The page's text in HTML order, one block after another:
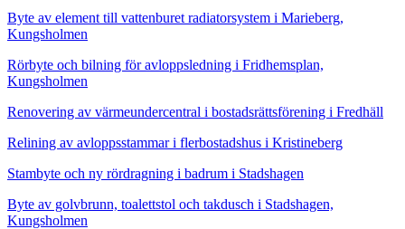
Byte av element till vattenburet radiatorsystem i Marieberg,
Kungsholmen
Rörbyte och bilning för avloppsledning i Fridhemsplan,
Kungsholmen
Renovering av värmeundercentral i bostadsrättsförening i Fredhäll
Relining av avloppsstammar i flerbostadshus i Kristineberg
Stambyte och ny rördragning i badrum i Stadshagen
Byte av golvbrunn, toalettstol och takdusch i Stadshagen,
Kungsholmen